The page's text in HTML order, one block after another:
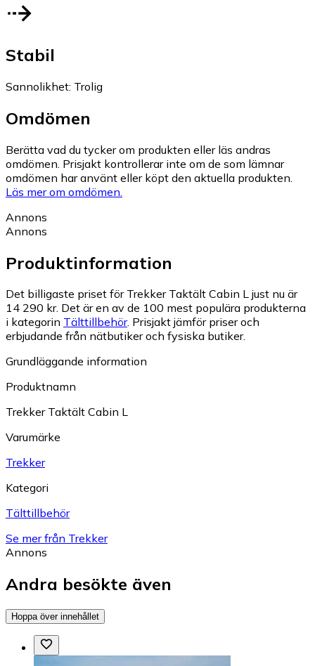
Stabil
Sannolikhet: Trolig
Omdömen
Berätta vad du tycker om produkten eller läs andras
omdömen. Prisjakt kontrollerar inte om de som lämnar
omdömen har använt eller köpt den aktuella produkten.
Läs mer om omdömen.
Annons
Annons
Produktinformation
Det billigaste priset för Trekker Taktält Cabin L just nu är
14 290 kr. Det är en av de 100 mest populära produkterna
i kategorin Tälttillbehör. Prisjakt jämför priser och
erbjudande från nätbutiker och fysiska butiker.
Grundläggande information
Produktnamn
Trekker Taktält Cabin L
Varumärke
Trekker
Kategori
Tälttillbehör
Se mer från Trekker
Annons
Andra besökte även
Hoppa över innehållet